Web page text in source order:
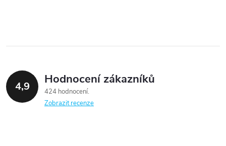
4,9 Hodnocení zákazníků
424 hodnocení
Zobrazit recenze